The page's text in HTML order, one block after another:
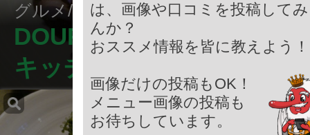
グルメ/居酒屋
DOURAKUDA kitchen（
キッチン）
は、画像や口コミを投稿して
んか？
おススメ情報を皆に教えよう
画像だけの投稿もOK！
メニュー画像の投稿も
お待ちしています。